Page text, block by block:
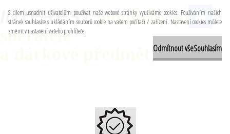
S cílem usnadnit uživatelům používat naše webové stránky využíváme cookies. Používáním našich
stránek souhlasíte s ukládáním souborů cookie na vašem počítači / zařízení. Nastavení cookies můžete
změnit v nastavení vašeho prohlížeče.
Odmítnout všeSouhlasím
INTEREST pomůcky pro
sběratele
předměty
Přihlášení Nová registrace